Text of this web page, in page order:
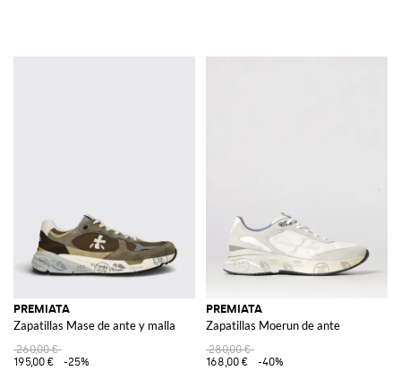
PREMIATA
Zapatillas Mase de ante y malla
260,00 €
195,00 €
-25%
PREMIATA
Zapatillas Moerun de ante
280,00 €
168,00 €
-40%